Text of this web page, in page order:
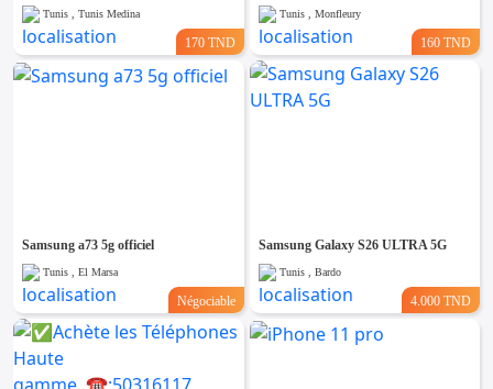
Tunis , Tunis Medina
170 TND
Tunis , Monfleury
160 TND
Samsung a73 5g officiel
Tunis , El Marsa
Négociable
Samsung Galaxy S26 ULTRA 5G
Tunis , Bardo
4.000 TND